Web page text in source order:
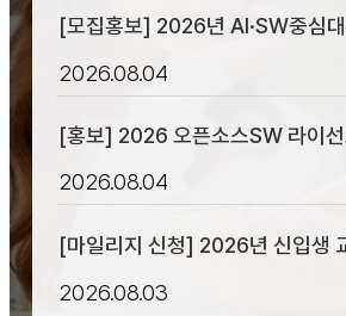
[모집홍보] 2026년 AI·SW중심
7월 ]
2026.08.04
[홍보] 2026 오픈소스SW 라이
2026.08.04
[마일리지 신청] 2026년 신입생
2026.08.03